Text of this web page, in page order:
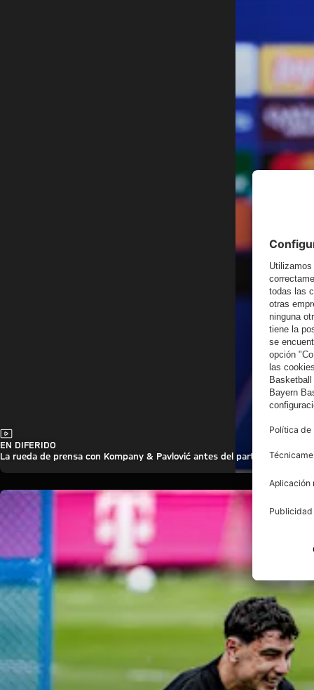
Vídeo
EN DIFERIDO
La rueda de prensa con Kompany & Pavlović antes del partido ante